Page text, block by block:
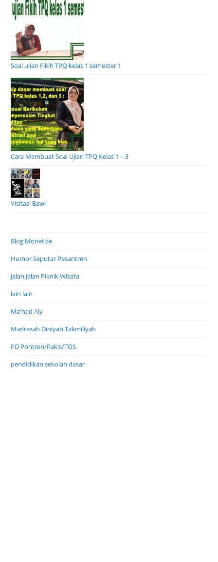
Soal ujian Fikih TPQ kelas 1 semester 1
Cara Membuat Soal Ujian TPQ Kelas 1 – 3
Visitasi Bawi
Blog Monetize
Humor Seputar Pesantren
Jalan Jalan Piknik Wisata
lain lain
Ma'had Aly
Madrasah Diniyah Takmiliyah
PD Pontren/Pakis/TOS
pendidikan sekolah dasar